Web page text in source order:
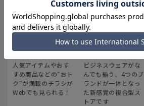
最新のお買い得情報
人気アイテムやおす
すめ商品などの“おト
ク“が満載のチラシが
Webでも見られる！
スーツスクエア
ビジネスウェアがな
んでも揃う、4つのブ
ランドが一体となっ
た新感覚の複合型ス
トアです